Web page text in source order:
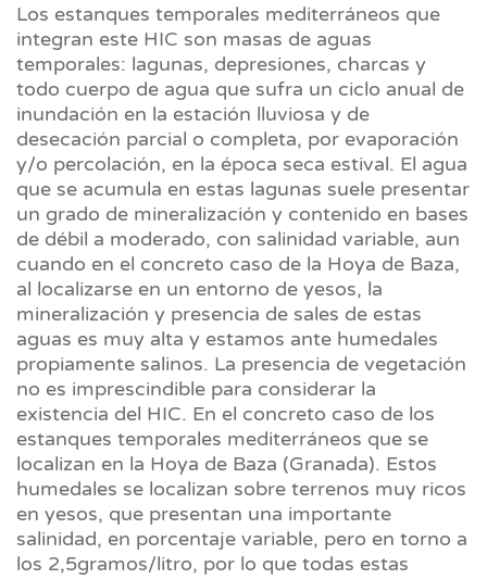
Los estanques temporales mediterráneos que
integran este HIC son masas de aguas
temporales: lagunas, depresiones, charcas y
todo cuerpo de agua que sufra un ciclo anual de
inundación en la estación lluviosa y de
desecación parcial o completa, por evaporación
y/o percolación, en la época seca estival. El agua
que se acumula en estas lagunas suele presentar
un grado de mineralización y contenido en bases
de débil a moderado, con salinidad variable, aun
cuando en el concreto caso de la Hoya de Baza,
al localizarse en un entorno de yesos, la
mineralización y presencia de sales de estas
aguas es muy alta y estamos ante humedales
propiamente salinos. La presencia de vegetación
no es imprescindible para considerar la
existencia del HIC. En el concreto caso de los
estanques temporales mediterráneos que se
localizan en la Hoya de Baza (Granada). Estos
humedales se localizan sobre terrenos muy ricos
en yesos, que presentan una importante
salinidad, en porcentaje variable, pero en torno a
los 2,5gramos/litro, por lo que todas estas